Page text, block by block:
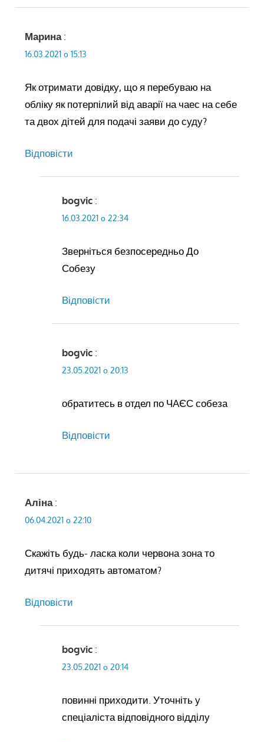
Марина :
16.03.2021 о 15:13
Як отримати довідку, що я перебуваю на
обліку як потерпілий від аварії на чаес на себе
та двох дітей для подачі заяви до суду?
Відповіcти
bogvic :
16.03.2021 о 22:34
Зверніться безпосередньо До
Собезу
Відповіcти
bogvic :
23.05.2021 о 20:13
обратитесь в отдел по ЧАЄС собеза
Відповіcти
Аліна :
06.04.2021 о 22:10
Скажіть будь- ласка коли червона зона то
дитячі приходять автоматом?
Відповіcти
bogvic :
23.05.2021 о 20:14
повинні приходити. Уточніть у
спеціаліста відповідного відділу